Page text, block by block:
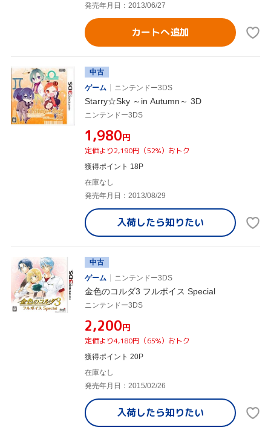
発売年月日：2013/06/27
カートへ追加
中古
ゲーム
ニンテンドー3DS
Starry☆Sky ～in Autumn～ 3D
ニンテンドー3DS
¥1,980円
定価より2,190円（52%）おトク
獲得ポイント 18P
在庫なし
発売年月日：2013/08/29
入荷したら知りたい
中古
ゲーム
ニンテンドー3DS
金色のコルダ3 フルボイス Special
ニンテンドー3DS
¥2,200円
定価より4,180円（65%）おトク
獲得ポイント 20P
在庫なし
発売年月日：2015/02/26
入荷したら知りたい